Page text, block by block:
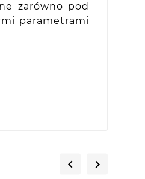
zarówno pod
parametrami
 